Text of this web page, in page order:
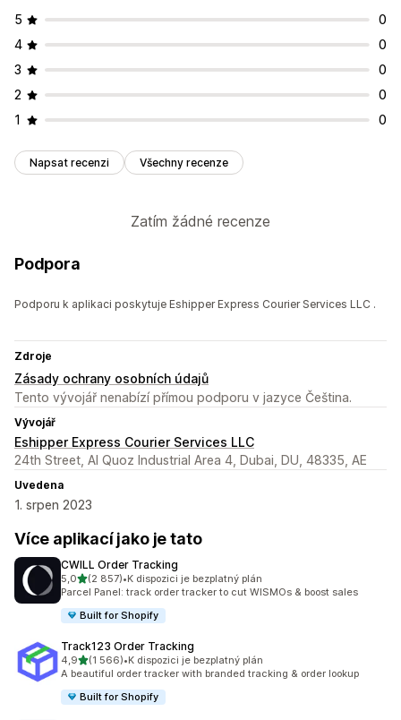
5
0
4
0
3
0
2
0
1
0
Napsat recenzi Všechny recenze
Zatím žádné recenze
Podpora
Podporu k aplikaci poskytuje Eshipper Express Courier Services LLC .
Zdroje
Zásady ochrany osobních údajů
Tento vývojář nenabízí přímou podporu v jazyce Čeština.
Vývojář
Eshipper Express Courier Services LLC
24th Street, Al Quoz Industrial Area 4, Dubai, DU, 48335, AE
Uvedena
1. srpen 2023
Více aplikací jako je tato
CWILL Order Tracking
5,0z 5 hvězd
(2 857)
Celkový počet recenzí: 2857
•K dispozici je bezplatný plán
Parcel Panel: track order tracker to cut WISMOs & boost sales
Built for Shopify
Track123 Order Tracking
4,9z 5 hvězd
(1 566)
Celkový počet recenzí: 1566
•K dispozici je bezplatný plán
A beautiful order tracker with branded tracking & order lookup
Built for Shopify